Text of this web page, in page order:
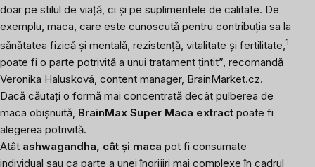
doar pe stilul de viață, ci și pe suplimentele de calitate. De
exemplu, maca, care este cunoscută pentru contribuția sa la
sănătatea fizică și mentală, rezistență, vitalitate și fertilitate, 1
poate fi o parte potrivită a unui tratament țintit”, recomandă
Veronika Halusková, content manager, BrainMarket.cz.
Dacă căutați o formă mai concentrată decât pulberea de
maca obișnuită, BrainMax Super Maca extract poate fi
alegerea potrivită.
Atât ashwagandha, cât și maca pot fi consumate
individual sau ca parte a unei îngrijiri mai complexe în cadrul